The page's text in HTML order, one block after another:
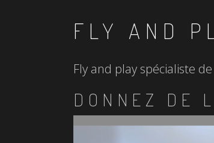
FLY AND
Fly and play spécialiste
DONNEZ DE